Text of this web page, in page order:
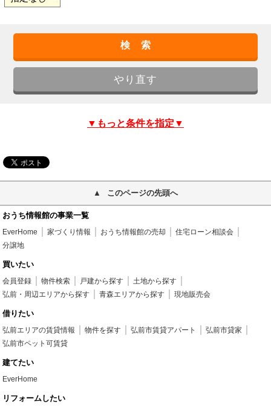
▼もっと条件を指定▼
このページの先頭へ
おうち情報館の事業一覧
EverHome 家づくり情報 おうち情報館の売却
住宅ローン相談会
分譲地
買いたい
会員登録 物件検索 戸建から探す
土地から探す
弘前・周辺エリアから探す
青森エリアから探す 現地販売会
借りたい
弘前エリアの賃貸情報 物件を探す 弘前市賃貸アパート
弘前市貸家
弘前市ペット可賃貸
建てたい
EverHome
リフォームしたい